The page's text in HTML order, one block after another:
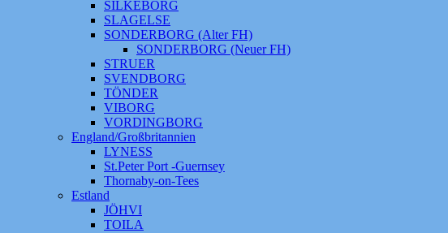
SILKEBORG
SLAGELSE
SONDERBORG (Alter FH)
SONDERBORG (Neuer FH)
STRUER
SVENDBORG
TÖNDER
VIBORG
VORDINGBORG
England/Großbritannien
LYNESS
St.Peter Port -Guernsey
Thornaby-on-Tees
Estland
JÖHVI
TOILA